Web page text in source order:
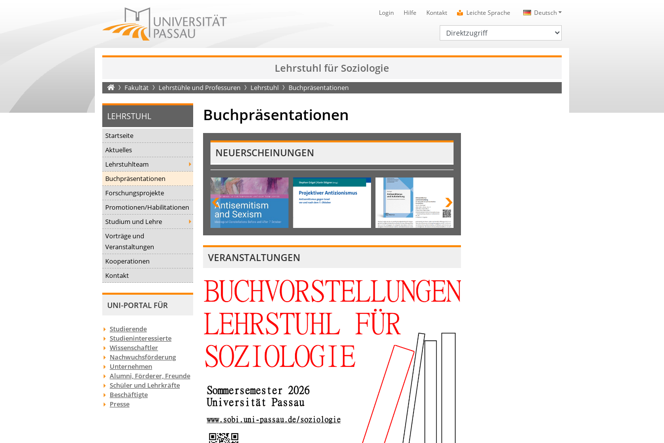
Deutsch
Login Hilfe Kontakt Leichte Sprache
Direktzugriff
Lehrstuhl für Soziologie
Startseite
Fakultät Lehrstühle und Professuren Lehrstuhl Buchpräsentationen
LEHRSTUHL
Startseite
Aktuelles
Lehrstuhlteam
Buchpräsentationen
Forschungsprojekte
Promotionen/Habilitationen
Studium und Lehre
Vorträge und
Veranstaltungen
Kooperationen
Kontakt
UNI-PORTAL FÜR
Studierende
Studieninteressierte
Wissenschaftler
Nachwuchsförderung
Unternehmen
Alumni, Förderer, Freunde
Schüler und Lehrkräfte
Beschäftigte
Presse
Buchpräsentationen
NEUER­SCHEINUNGEN
VERANSTALTUNGEN